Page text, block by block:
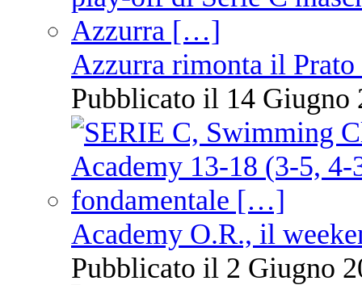
Azzurra rimonta il Prato
Pubblicato il 14 Giugno
Academy O.R., il
Pubblicato il 2 Giugno